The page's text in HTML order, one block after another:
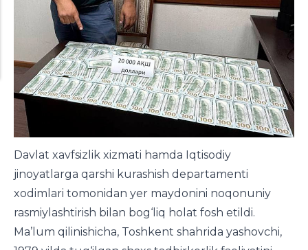
Davlat xavfsizlik xizmati hamda Iqtisodiy
jinoyatlarga qarshi kurashish departamenti
xodimlari tomonidan yer maydonini noqonuniy
rasmiylashtirish bilan bog‘liq holat fosh etildi.
Ma’lum qilinishicha, Toshkent shahrida yashovchi,